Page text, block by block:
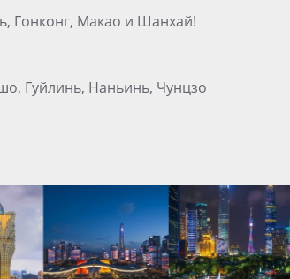
Гонконг, Макао и Шанхай!
Гуйлинь, Наньинь, Чунцзо